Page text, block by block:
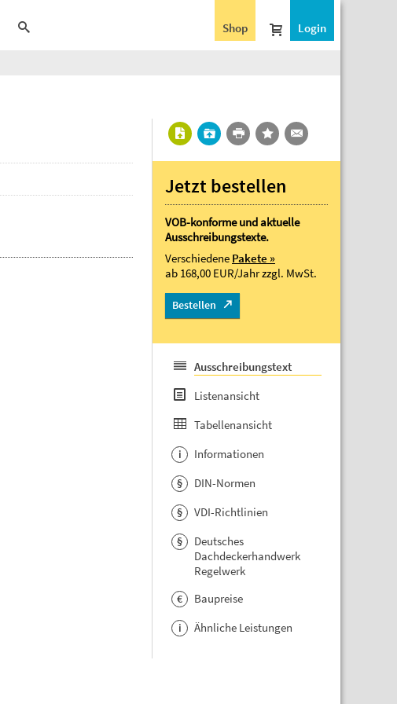
Login
Shop
Jetzt bestellen
VOB-konforme und aktuelle
Ausschreibungstexte.
Verschiedene Pakete »
ab 168,00 EUR/Jahrzzgl. MwSt.
Bestellen
Ausschreibungstext
Listenansicht
Tabellenansicht
i Informationen
§ DIN-Normen
§ VDI-Richtlinien
§
Deutsches
Dachdeckerhandwerk
Regelwerk
€ Baupreise
i Ähnliche Leistungen